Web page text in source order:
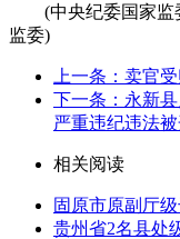
(中央纪委国家
监委)
上一条：卖官
下一条：永新
严重违纪违法
相关阅读
固原市原副厅
贵州省2名县处